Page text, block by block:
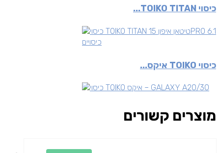
כיסוי TOIKO TITAN...
כיסויים
כיסוי TOIKO איקס...
מוצרים קשורים